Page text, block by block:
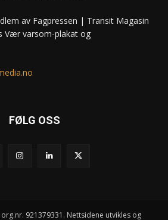
av Fagpressen | Transit Magasin
Vær varsom-plakat og
FØLG OSS
921379331. Nettsidene utvikles og